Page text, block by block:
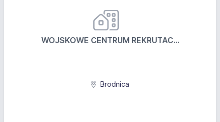
WOJSKOWE CENTRUM REKRUTAC...
Brodnica